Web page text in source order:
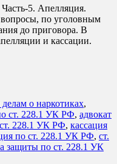
5. Апелляция.
по уголовным
до приговора. В
и кассации.
делам о наркотиках,
ст. 228.1 УК РФ, адвокат
228.1 УК РФ, кассация
по ст. 228.1 УК РФ, ст.
защиты по ст. 228.1 УК